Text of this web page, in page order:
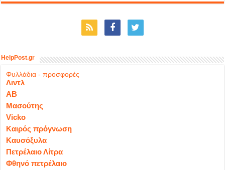
HelpPost.gr
Φυλλάδια - προσφορές
Λιντλ
ΑΒ
Μασούτης
Vicko
Καιρός πρόγνωση
Καυσόξυλα
Πετρέλαιο Λίτρα
Φθηνό πετρέλαιο